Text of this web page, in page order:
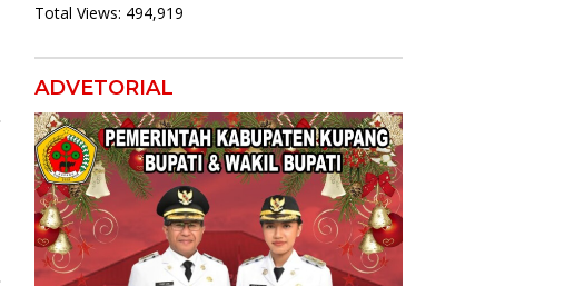
Total Views: 494,919
ADVETORIAL